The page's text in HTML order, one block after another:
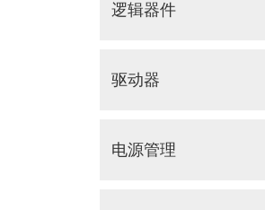
逻辑器件
驱动器
电源管理